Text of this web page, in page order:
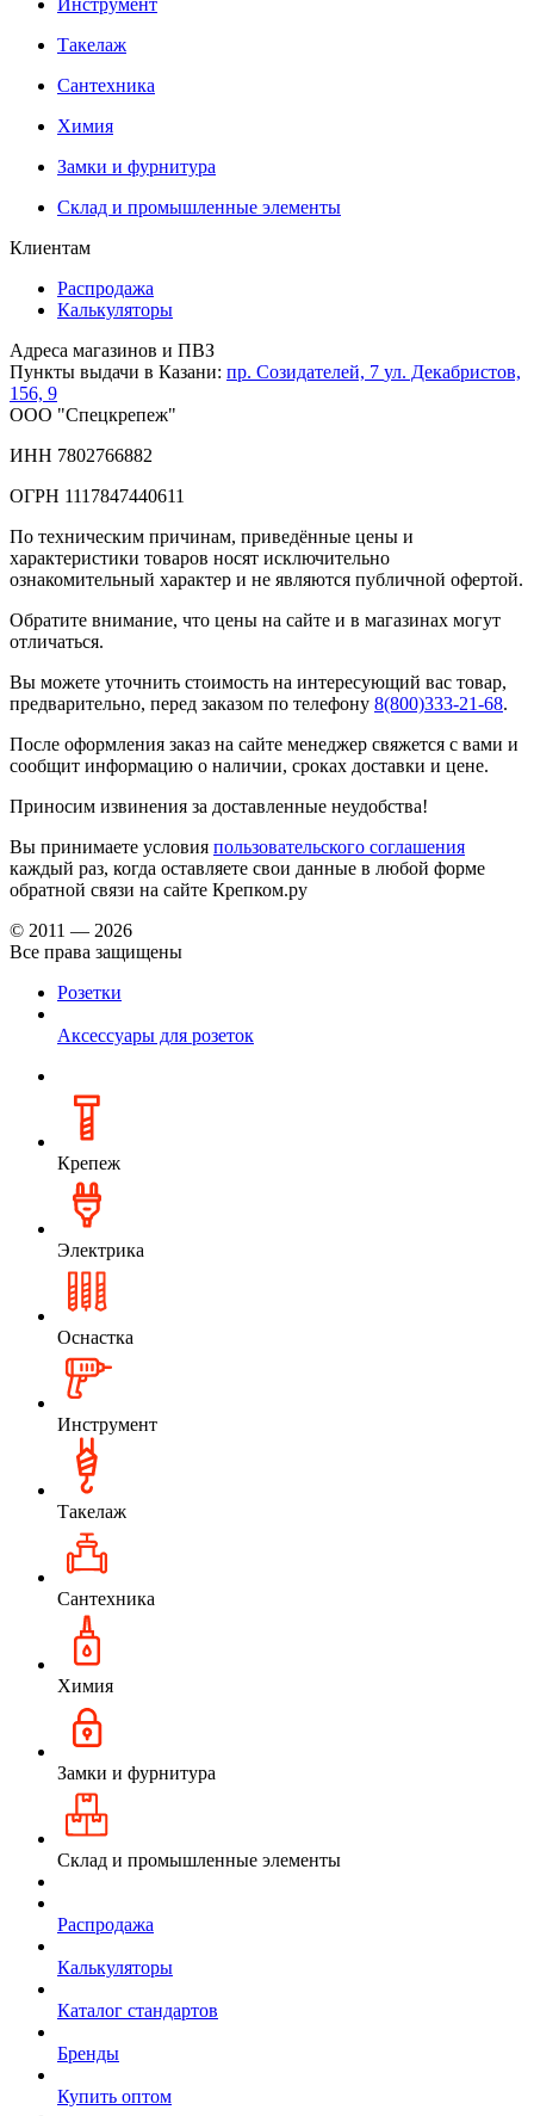
Такелаж
Сантехника
Химия
Замки и фурнитура
Склад и промышленные элементы
Клиентам
Распродажа
Калькуляторы
Адреса магазинов и ПВЗ
Пункты выдачи в Казани: пр. Созидателей, 7 ул. Декабристов,
156, 9
ООО "Спецкрепеж"
ИНН 7802766882
ОГРН 1117847440611
По техническим причинам, приведённые цены и
характеристики товаров носят исключительно
ознакомительный характер и не являются публичной офертой.
Обратите внимание, что цены на сайте и в магазинах могут
отличаться.
Вы можете уточнить стоимость на интересующий вас товар,
предварительно, перед заказом по телефону 8(800)333-21-68.
После оформления заказ на сайте менеджер свяжется с вами и
сообщит информацию о наличии, сроках доставки и цене.
Приносим извинения за доставленные неудобства!
Вы принимаете условия пользовательского соглашения
каждый раз, когда оставляете свои данные в любой форме
обратной связи на сайте Крепком.ру
© 2011 — 2026
Все права защищены
Розетки
Аксессуары для розеток
Крепеж
Электрика
Оснастка
Инструмент
Такелаж
Сантехника
Химия
Замки и фурнитура
Склад и промышленные элементы
Распродажа
Калькуляторы
Каталог стандартов
Бренды
Купить оптом